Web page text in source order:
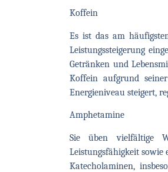
Koffein
Es ist das am
Leistungssteigerung
Getränken und
Koffein aufgrund
Energieniveau steigert,
Amphetamine
Sie üben vielfältige
Leistungsfähigkeit
Katecholaminen,